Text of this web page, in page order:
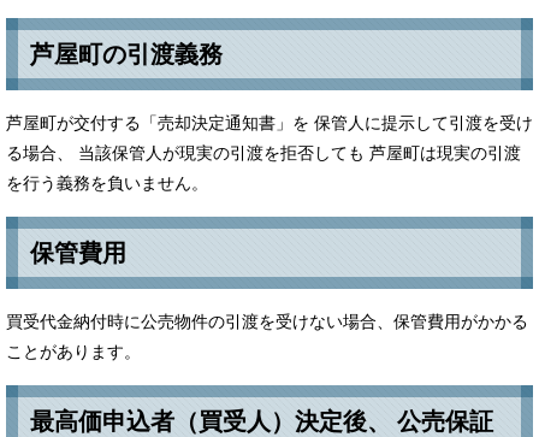
芦屋町の引渡義務
​芦屋町が交付する「売却決定通知書」を 保管人に提示して引渡を受け
る場合、 当該保管人が現実の引渡を拒否しても 芦屋町は現実の引渡
を行う義務を負いません。
保管費用
​​買受代金納付時に公売物件の引渡を受けない場合、保管費用がかかる
ことがあります。
​最高価申込者（買受人）決定後、 公売保証